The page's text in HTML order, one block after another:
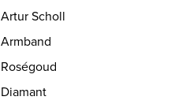
Artur Scholl
Armband
Roségoud
Diamant